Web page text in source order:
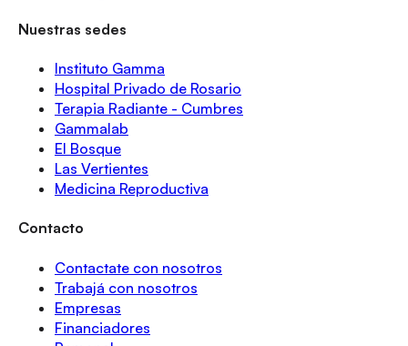
Nuestras sedes
Instituto Gamma
Hospital Privado de Rosario
Terapia Radiante - Cumbres
Gammalab
El Bosque
Las Vertientes
Medicina Reproductiva
Contacto
Contactate con nosotros
Trabajá con nosotros
Empresas
Financiadores